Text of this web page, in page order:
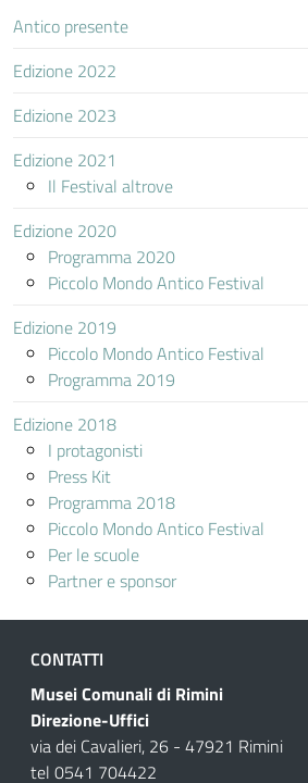
Antico presente
Edizione 2022
Edizione 2023
Edizione 2021
Il Festival altrove
Edizione 2020
Programma 2020
Piccolo Mondo Antico Festival
Edizione 2019
Piccolo Mondo Antico Festival
Programma 2019
Edizione 2018
I protagonisti
Press Kit
Programma 2018
Piccolo Mondo Antico Festival
Per le scuole
Partner e sponsor
CONTATTI
Musei Comunali di Rimini
Direzione-Uffici
via dei Cavalieri, 26 - 47921 Rimini
tel 0541 704422